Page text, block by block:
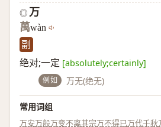
◎ 万
萬wàn
副
绝对;一定 [absolutely;certainly]
例如 万无(绝无)
常用词组
万安万般万变不离其宗万不得已万代千秋